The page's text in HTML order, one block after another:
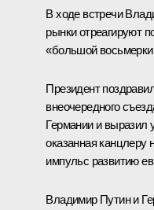
В ходе встречи
рынки отреагируют
«большой
Президент
внеочередного
Германии и выразил
оказанная
импульс развитию
Владимир Путин и